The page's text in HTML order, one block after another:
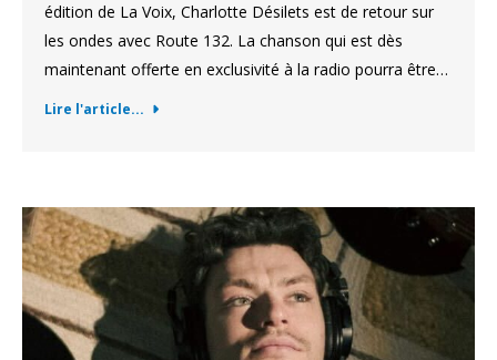
édition de La Voix, Charlotte Désilets est de retour sur
les ondes avec Route 132. La chanson qui est dès
maintenant offerte en exclusivité à la radio pourra être…
Lire l'article...